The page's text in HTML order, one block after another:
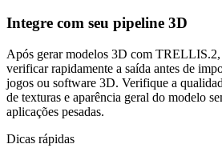
Integre com seu pipeline 3D
Após gerar modelos 3D com TRELLIS.2,
verificar rapidamente a saída antes de
jogos ou software 3D. Verifique a
de texturas e aparência geral do modelo
aplicações pesadas.
Dicas rápidas